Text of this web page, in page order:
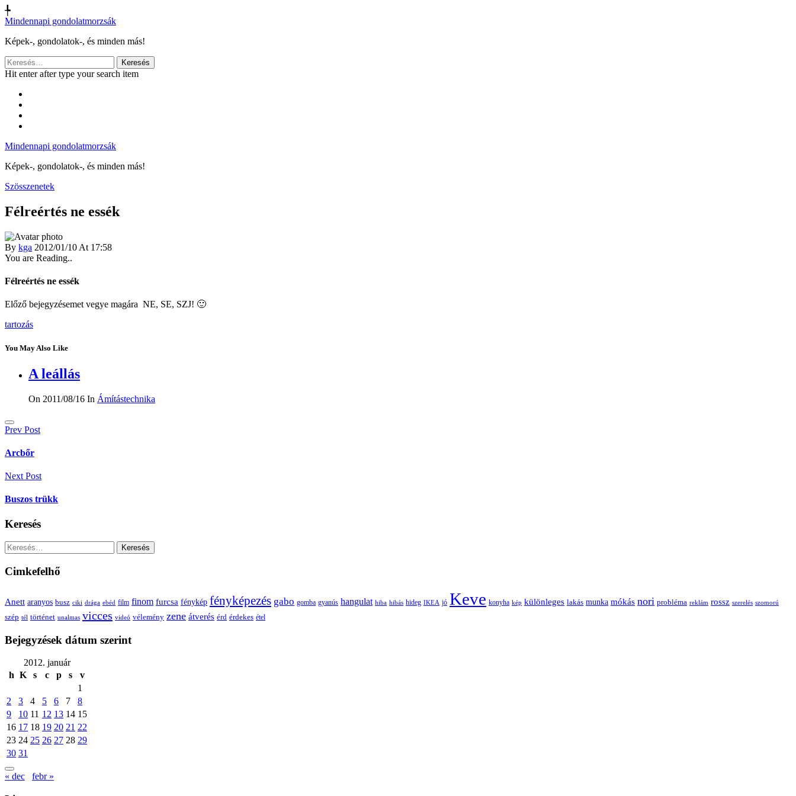
╄
Mindennapi gondolatmorzsák
Képek-, gondolatok-, és minden más!
Keresés:
Hit enter after type your search item
Mindennapi gondolatmorzsák
Képek-, gondolatok-, és minden más!
Szösszenetek
Félreértés ne essék
By kga 2012/01/10 At 17:58
You are Reading..
Félreértés ne essék
Előző bejegyzésemet vegye magára NE, SE, SZJ! 🙂
tartozás
You May Also Like
A leállás
On 2011/08/16 In Ámítástechnika
Bejegyzés
navigáció
Prev Post
Arcbőr
Next Post
Buszos trükk
Keresés
Keresés:
Cimkefelhő
Anett aranyos busz ciki drága ebéd film finom furcsa fénykép fényképezés gabo gomba gyanús hangulat hiba hibás hideg IKEA jó Keve konyha kép különleges lakás munka mókás nori probléma reklám rossz szerelés szomorú
szép tél történet unalmas vicces videó vélemény zene átverés érd érdekes étel
Bejegyzések dátum szerint
2012. január
h K s c p s
v
1
2
3 4 5 6 7
8
9
10 11 12 13 14 15
16 17 18 19 20 21 22
23 24 25 26 27 28 29
30 31
« dec febr »